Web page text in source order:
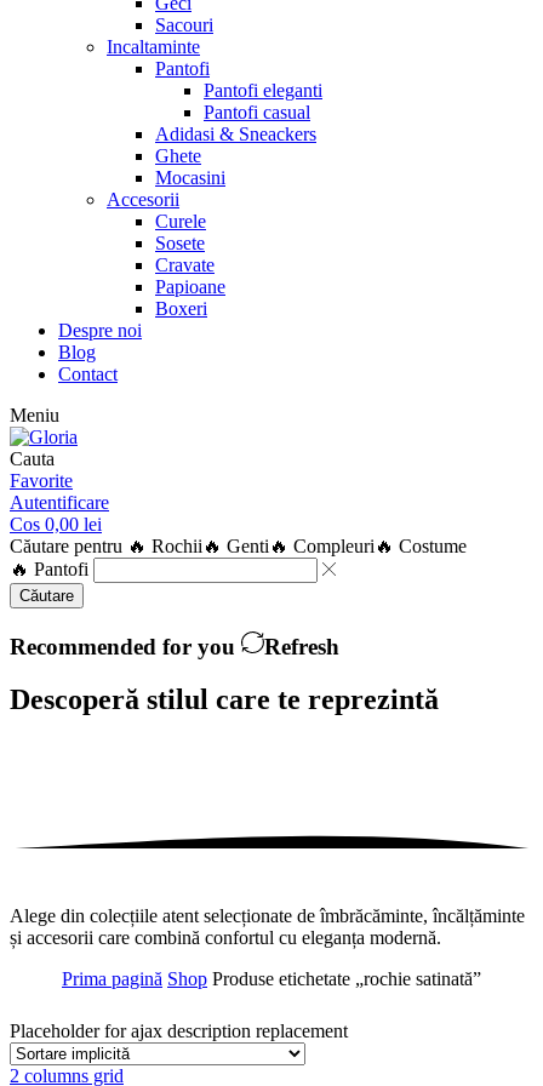
Sacouri
Incaltaminte
Pantofi
Pantofi eleganti
Pantofi casual
Adidasi & Sneackers
Ghete
Mocasini
Accesorii
Curele
Sosete
Cravate
Papioane
Boxeri
Despre noi
Blog
Contact
Meniu
Cauta
Favorite
Autentificare
Cos 0,00 lei
Căutare pentru 🔥 Rochii 🔥 Genti 🔥 Compleuri 🔥 Costume
🔥 Pantofi
Căutare
Recommended for you Refresh
Descoperă stilul care te reprezintă
Alege din colecțiile atent selecționate de îmbrăcăminte, încălțăminte
și accesorii care combină confortul cu eleganța modernă.
Prima pagină Shop Produse etichetate „rochie satinată”
Placeholder for ajax description replacement
2 columns grid